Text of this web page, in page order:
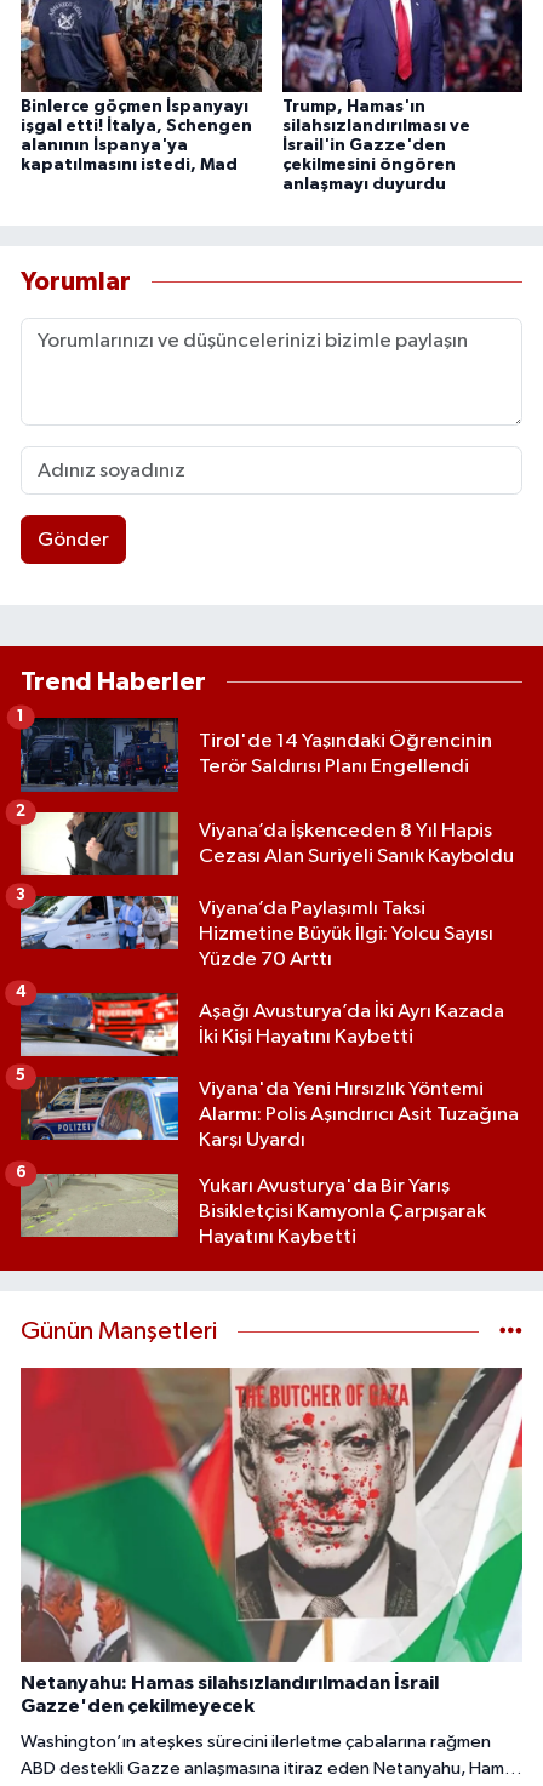
Binlerce göçmen İspanyayı
işgal etti! İtalya, Schengen
alanının İspanya'ya
kapatılmasını istedi, Mad
Trump, Hamas'ın
silahsızlandırılması ve
İsrail'in Gazze'den
çekilmesini öngören
anlaşmayı duyurdu
Yorumlar
Gönder
Trend Haberler
Tirol'de 14 Yaşındaki Öğrencinin
Terör Saldırısı Planı Engellendi
1
Viyana’da İşkenceden 8 Yıl Hapis
Cezası Alan Suriyeli Sanık Kayboldu
2
Viyana’da Paylaşımlı Taksi
Hizmetine Büyük İlgi: Yolcu Sayısı
Yüzde 70 Arttı
3
Aşağı Avusturya’da İki Ayrı Kazada
İki Kişi Hayatını Kaybetti
4
Viyana'da Yeni Hırsızlık Yöntemi
Alarmı: Polis Aşındırıcı Asit Tuzağına
Karşı Uyardı
5
Yukarı Avusturya'da Bir Yarış
Bisikletçisi Kamyonla Çarpışarak
Hayatını Kaybetti
6
Günün Manşetleri
Netanyahu: Hamas silahsızlandırılmadan İsrail
Gazze'den çekilmeyecek
Washington’ın ateşkes sürecini ilerletme çabalarına rağmen
ABD destekli Gazze anlaşmasına itiraz eden Netanyahu, Hamas